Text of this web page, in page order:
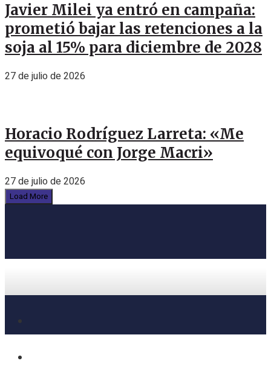
Javier Milei ya entró en campaña:
prometió bajar las retenciones a la
soja al 15% para diciembre de 2028
27 de julio de 2026
Horacio Rodríguez Larreta: «Me
equivoqué con Jorge Macri»
27 de julio de 2026
Load More